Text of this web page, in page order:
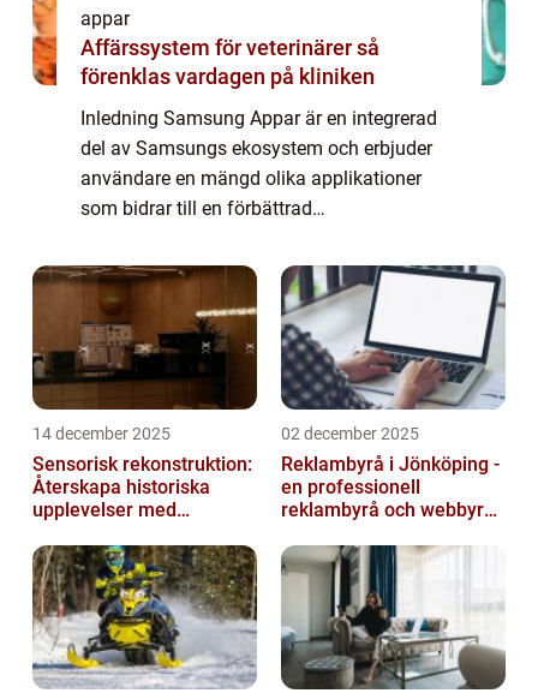
appar
Affärssystem för veterinärer så
förenklas vardagen på kliniken
Inledning Samsung Appar är en integrerad
del av Samsungs ekosystem och erbjuder
användare en mängd olika applikationer
som bidrar till en förbättrad
ge en grundlig översikt av Samsung Appar,
presentera olika ...
14 december 2025
Sensorisk rekonstruktion:
Återskapa historiska
upplevelser med
02 december 2025
Reklambyrå i Jönköping -
en professionell
reklambyrå och webbyrå
kommunikati...